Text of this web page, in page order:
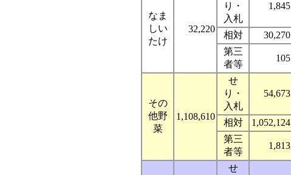
なま
しい
たけ
32,220
り・
入札
1,845
相対 30,270
第三
者等
105
その
他野
菜
1,108,610
せ
り・
入札
54,673
相対 1,052,124
第三
者等
1,813
せ